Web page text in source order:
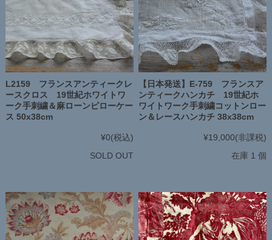
L2159 フランスアンティークレ
ースクロス 19世紀ホワイトワ
ーク手刺繍＆麻ローンピローケー
ス 50x38cm
¥0(税込)
SOLD OUT
【日本発送】E-759 フランスア
ンティークハンカチ 19世紀ホ
ワイトワーク手刺繍コットンロー
ン＆レースハンカチ 38x38cm
¥19,000(非課税)
在庫 1 個